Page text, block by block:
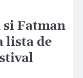
si Fatman
lista de